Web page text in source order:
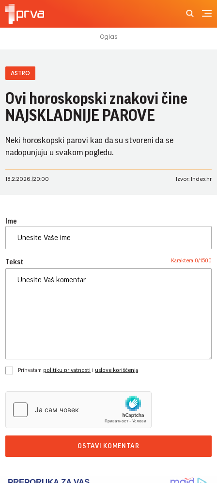
ASTRO
Ovi horoskopski znakovi čine
NAJSKLADNIJE PAROVE
Neki horoskopski parovi kao da su stvoreni da se
nadopunjuju u svakom pogledu.
18.2.2026.|20:00 Izvor: Index.hr
Ime
Tekst Karaktera:0/1500
Prihvatam politiku privatnosti i uslove korišćenja
OSTAVI KOMENTAR